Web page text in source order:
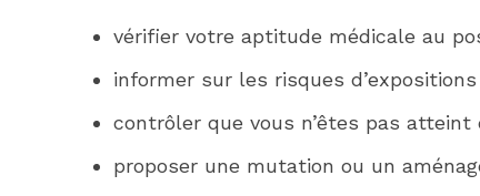
vérifier votre aptitude médicale au
informer sur les risques
contrôler que vous n’êtes pas
proposer une mutation ou un